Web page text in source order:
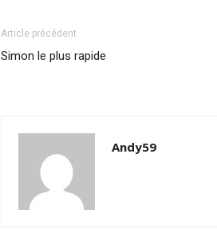
Article précédent
Simon le plus rapide
Andy59